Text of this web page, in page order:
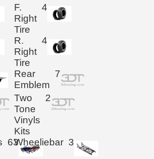
F.
Right
Tire
4
R.
Right
Tire
4
Rear
Emblem
7
Two
Tone
Vinyls
Kits
2
63Wheeliebar 3